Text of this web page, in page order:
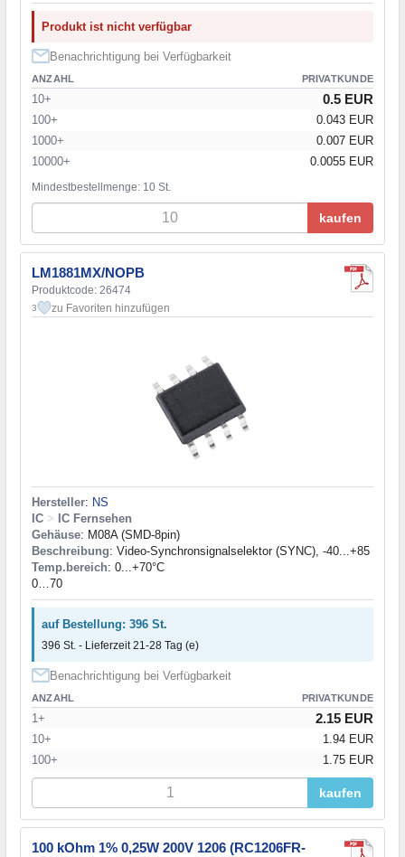
Produkt ist nicht verfügbar
Benachrichtigung bei Verfügbarkeit
ANZAHL PRIVATKUNDE
10+ 0.5 EUR
100+
0.043 EUR
1000+
0.007 EUR
10000+
0.0055 EUR
Mindestbestellmenge: 10 St.
kaufen
LM1881MX/NOPB
Produktcode: 26474
3 zu Favoriten hinzufügen
Hersteller: NS
IC > IC Fernsehen
Gehäuse: M08A (SMD-8pin)
Beschreibung: Video-Synchronsignalselektor (SYNC), -40...+85
Temp.bereich: 0...+70°C
0…70
auf Bestellung: 396 St.
396 St. - Lieferzeit 21-28 Tag (e)
Benachrichtigung bei Verfügbarkeit
ANZAHL PRIVATKUNDE
1+ 2.15 EUR
10+
1.94 EUR
100+
1.75 EUR
kaufen
100 kOhm 1% 0,25W 200V 1206 (RC1206FR-